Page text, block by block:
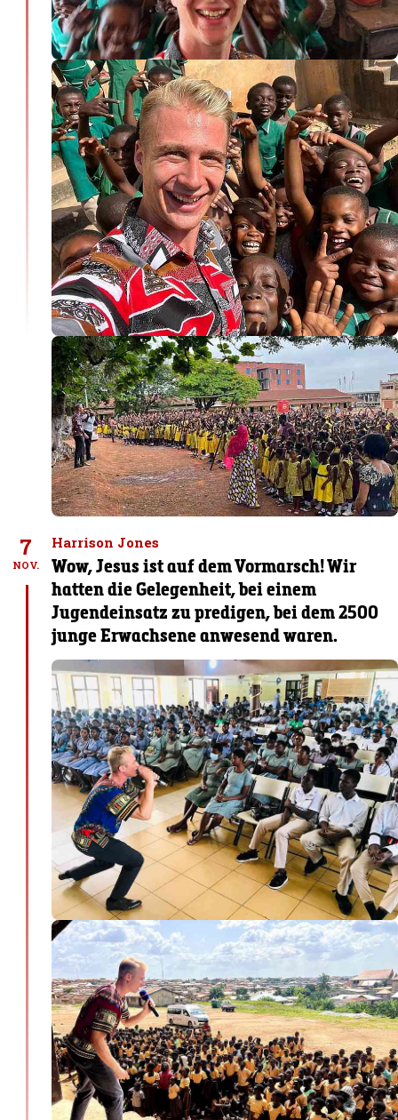
7
NOV.
Harrison Jones
Wow, Jesus ist auf dem Vormarsch! Wir
hatten die Gelegenheit, bei einem
Jugendeinsatz zu predigen, bei dem 2500
junge Erwachsene anwesend waren.